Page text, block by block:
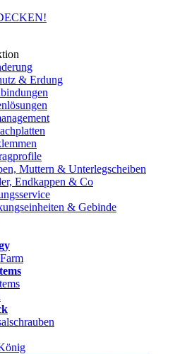
& Erdung
Muttern & Unterlegscheiben
Endkappen & Co
& Gebinde